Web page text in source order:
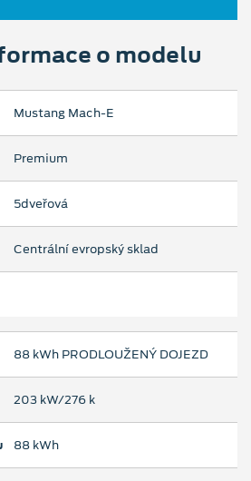
o modelu
Mustang Mach‑E
Premium
5dveřová
Centrální evropský sklad
88 kWh PRODLOUŽENÝ DOJEZD
203 kW/276 k
88 kWh